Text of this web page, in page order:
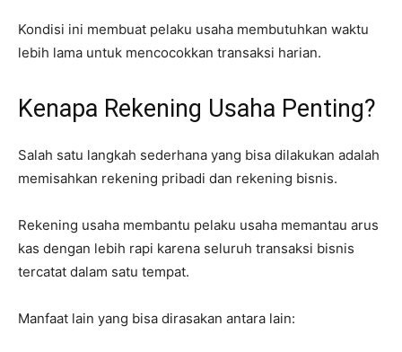
Kondisi ini membuat pelaku usaha membutuhkan waktu
lebih lama untuk mencocokkan transaksi harian.
Kenapa Rekening Usaha Penting?
Salah satu langkah sederhana yang bisa dilakukan adalah
memisahkan rekening pribadi dan rekening bisnis.
Rekening usaha membantu pelaku usaha memantau arus
kas dengan lebih rapi karena seluruh transaksi bisnis
tercatat dalam satu tempat.
Manfaat lain yang bisa dirasakan antara lain: